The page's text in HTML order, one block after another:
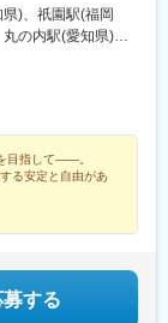
区高田2丁目17-
23 四ツ橋大川ビ
1 広小路伏見中駒
17 トーカン博多第
)、祇園駅(福岡
の内駅(愛知県)、
目指して――。
る安定と自由があ
募する